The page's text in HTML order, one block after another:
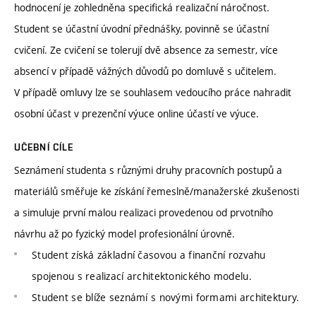
hodnocení je zohledněna specifická realizační náročnost.
Student se účastní úvodní přednášky, povinně se účastní
cvičení. Ze cvičení se tolerují dvě absence za semestr, více
absencí v případě vážných důvodů po domluvě s učitelem.
V případě omluvy lze se souhlasem vedoucího práce nahradit
osobní účast v prezenční výuce online účastí ve výuce.
UČEBNÍ CÍLE
Seznámení studenta s různými druhy pracovních postupů a
materiálů směřuje ke získání řemeslně/manažerské zkušenosti
a simuluje první malou realizaci provedenou od prvotního
návrhu až po fyzický model profesionální úrovně.
Student získá základní časovou a finanční rozvahu
spojenou s realizací architektonického modelu.
Student se blíže seznámí s novými formami architektury.